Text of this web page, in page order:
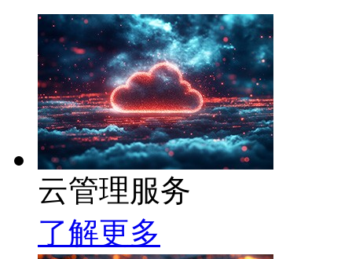
云管理服务
了解更多